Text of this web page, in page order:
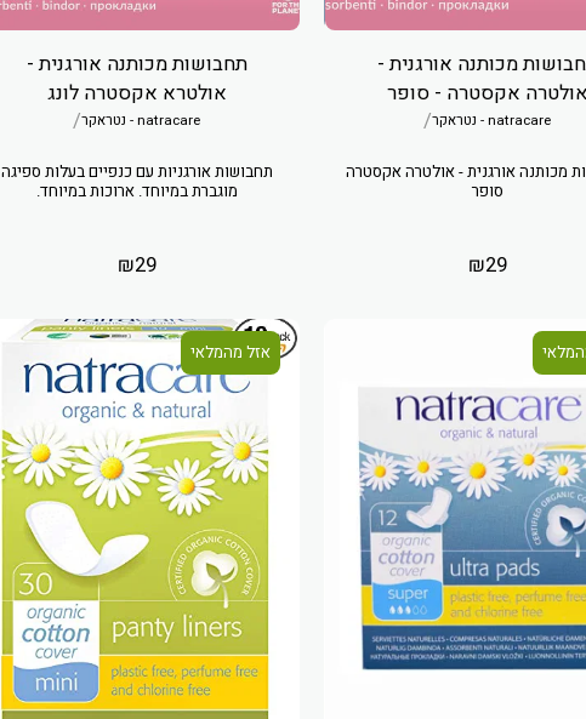
מכותנה אורגנית -
אקסטרה - סופר
natracare - נטראקר /
מכותנה אורגנית - אולטרה אקסטרה
סופר
₪29
תחבושות מכותנה אורגנית -
אולטרא אקסטרה לונג
natracare - נטראקר /
תחבושות אורגניות עם כנפיים בעלות ספיגה
מוגברת במיוחד. ארוכות במיוחד.
₪29
אזל מהמלאי